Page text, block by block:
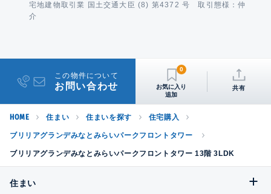
宅地建物取引業 国土交通大臣 (8) 第4372 号 取引態様：仲
介
この物件について
お問い合わせ
0
共有
HOME 住まい 住まいを探す 住宅購入
ブリリアグランデみなとみらいパークフロントタワー
ブリリアグランデみなとみらいパークフロントタワー 13階 3LDK
住まい